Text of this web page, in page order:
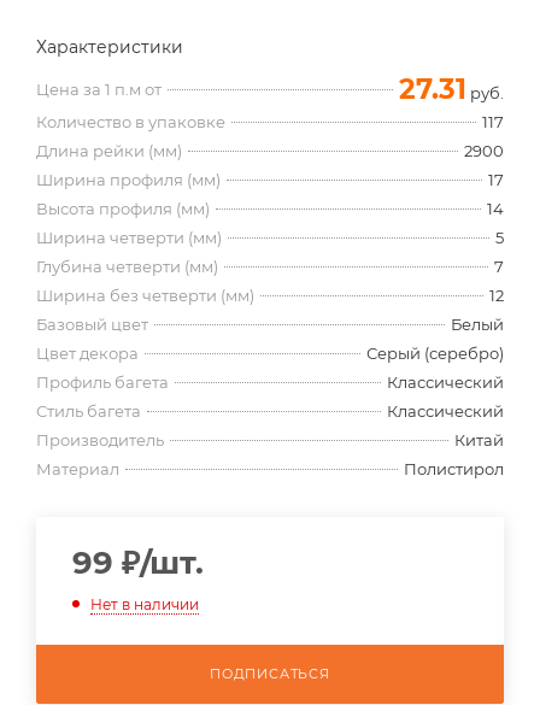
Характеристики
Цена за 1 п.м от 27.31 руб.
Количество в упаковке
117
Длина рейки (мм)
2900
Ширина профиля (мм)
17
Высота профиля (мм)
14
Ширина четверти (мм)
5
Глубина четверти (мм)
7
Ширина без четверти (мм)
12
Базовый цвет
Белый
Цвет декора
Серый (серебро)
Профиль багета
Классический
Стиль багета
Классический
Производитель
Китай
Материал
Полистирол
99 ₽/шт.
Нет в наличии
ПОДПИСАТЬСЯ